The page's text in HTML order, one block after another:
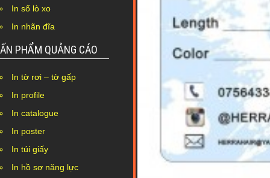
In sổ lò xo
In nhãn đĩa
ẤN PHẨM QUẢNG CÁO
In tờ rơi – tờ gấp
In profile
In catalogue
In poster
In túi giấy
In hồ sơ năng lực